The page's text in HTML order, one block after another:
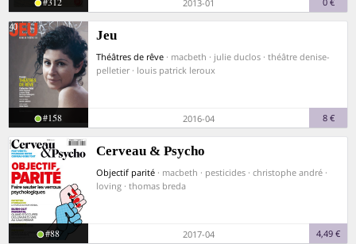
2013-01
Jeu
Théâtres de rêve · macbeth · julie duclos · théâtre denise-
pelletier · louis patrick leroux
#158 2016-04 8 €
Cerveau & Psycho
Objectif parité · macbeth · pesticides · christophe andré ·
loving · thomas breda
#88 2017-04 4,49 €